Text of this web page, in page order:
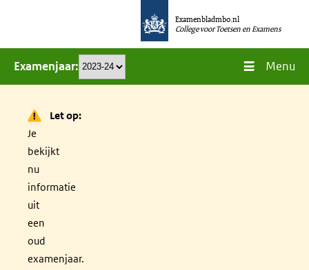
naar
inhoud
Examenbladmbo.nl
College voor Toetsen en Examens
Examenjaar Menu
Let op:
Je
bekijkt
nu
informatie
uit
een
oud
examenjaar.